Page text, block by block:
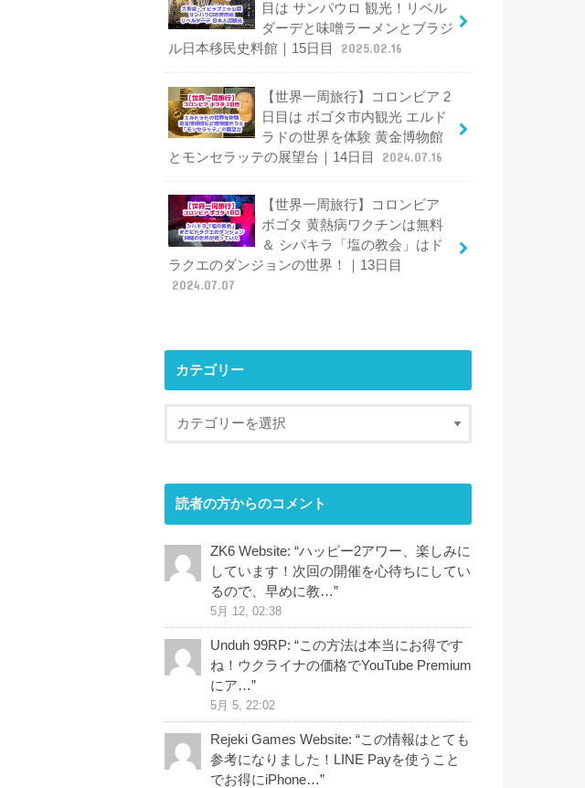
目は サンパウロ 観光！リベル
ダーデと味噌ラーメンとブラジ
ル日本移民史料館｜15日目
2025.02.16
【世界一周旅行】コロンビア 2
日目は ボゴタ市内観光 エルド
ラドの世界を体験 黄金博物館
とモンセラッテの展望台｜14日目
2024.07.16
【世界一周旅行】コロンビア
ボゴタ 黄熱病ワクチンは無料
＆ シパキラ「塩の教会」はド
ラクエのダンジョンの世界！｜13日目
2024.07.07
カテゴリー
読者の方からのコメント
ZK6 Website: “ハッピー2アワー、楽しみに
しています！次回の開催を心待ちにしてい
るので、早めに教…”
5月 12, 02:38
Unduh 99RP: “この方法は本当にお得です
ね！ウクライナの価格でYouTube Premium
にア…”
5月 5, 22:02
Rejeki Games Website: “この情報はとても
参考になりました！LINE Payを使うこと
でお得にiPhone…”